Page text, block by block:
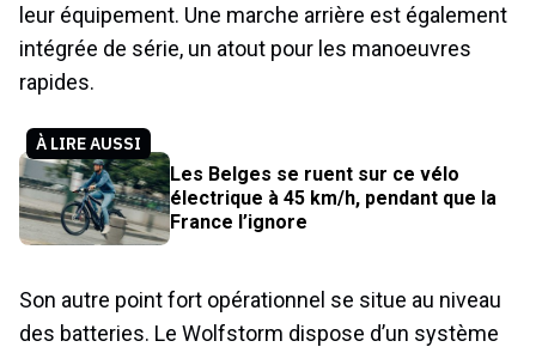
leur équipement. Une marche arrière est également
intégrée de série, un atout pour les manoeuvres
rapides.
À LIRE AUSSI
Les Belges se ruent sur ce vélo
électrique à 45 km/h, pendant que la
France l’ignore
Son autre point fort opérationnel se situe au niveau
des batteries. Le Wolfstorm dispose d’un système